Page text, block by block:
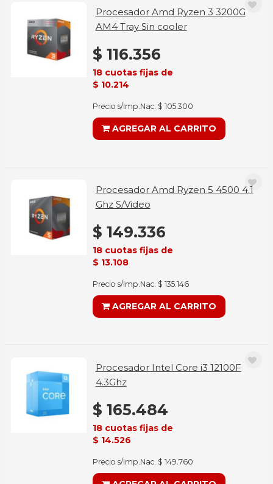
Procesador Amd Ryzen 3 3200G
AM4 Tray Sin cooler
$ 116.356
18 cuotas fijas de
$ 10.214
Precio s/Imp.Nac. $ 105.300
AGREGAR AL CARRITO
Procesador Amd Ryzen 5 4500 4.1
Ghz S/Video
$ 149.336
18 cuotas fijas de
$ 13.108
Precio s/Imp.Nac. $ 135.146
AGREGAR AL CARRITO
Procesador Intel Core i3 12100F
4.3Ghz
$ 165.484
18 cuotas fijas de
$ 14.526
Precio s/Imp.Nac. $ 149.760